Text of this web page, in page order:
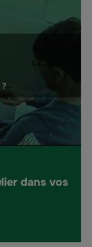
dans vos